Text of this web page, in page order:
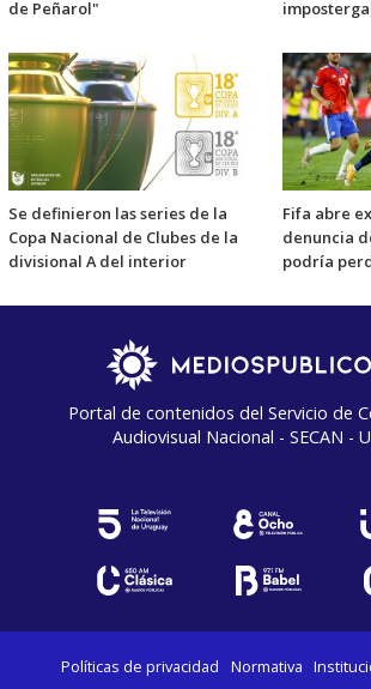
de Peñarol"
Se definieron las series de la
Copa Nacional de Clubes de la
divisional A del interior
Fifa abre
denuncia
podría
Portal de contenidos del Servicio de
Audiovisual Nacional - SECAN -
Políticas de privacidad Normativa